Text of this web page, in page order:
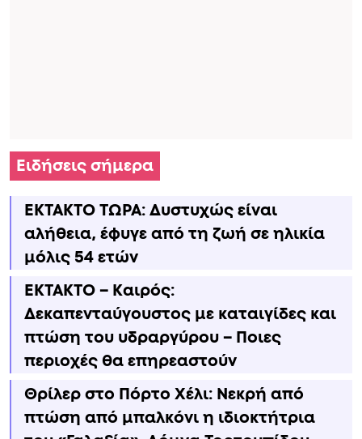
Ειδήσεις σήμερα
ΕΚΤΑΚΤΟ ΤΩΡΑ: Δυστυχώς είναι
αλήθεια, έφυγε από τη ζωή σε ηλικία
μόλις 54 ετών
ΕΚΤΑΚΤΟ – Καιρός:
Δεκαπενταύγουστος με καταιγίδες και
πτώση του υδραργύρου – Ποιες
περιοχές θα επηρεαστούν
Θρίλερ στο Πόρτο Χέλι: Νεκρή από
πτώση από μπαλκόνι η ιδιοκτήτρια